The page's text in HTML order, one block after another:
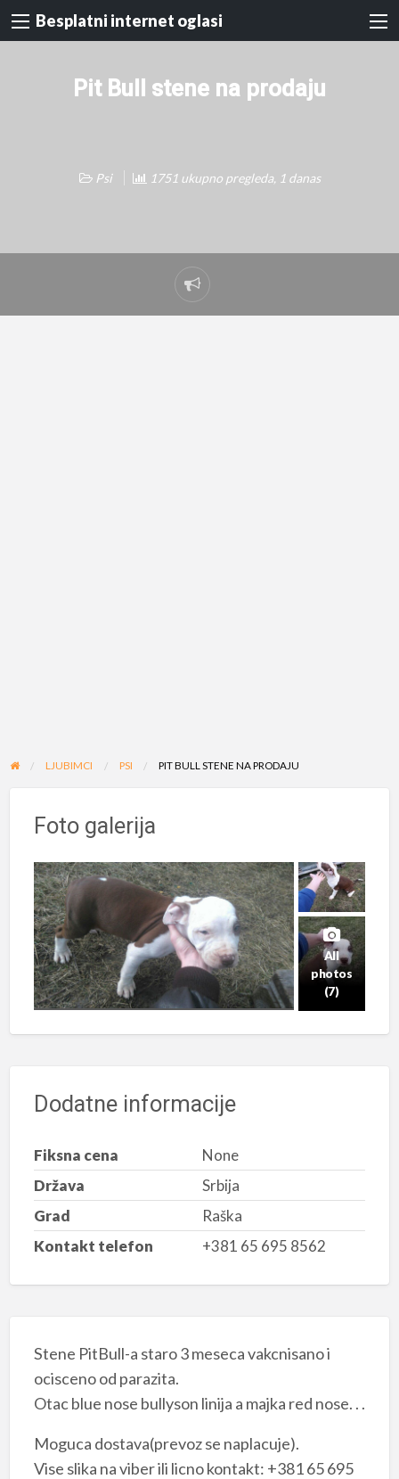
Besplatni internet oglasi
Pit Bull stene na prodaju
Psi 1751 ukupno pregleda, 1 danas
Prijavi
problem
LJUBIMCI PSI PIT BULL STENE NA PRODAJU
Foto galerija
All
photos
(7)
Dodatne informacije
Fiksna cena
None
Država
Srbija
Grad
Raška
Kontakt telefon
+381 65 695 8562
Stene PitBull-a staro 3 meseca vakcnisano i
ocisceno od parazita.
Otac blue nose bullyson linija a majka red nose. . .
Moguca dostava(prevoz se naplacuje).
Vise slika na viber ili licno kontakt: +381 65 695